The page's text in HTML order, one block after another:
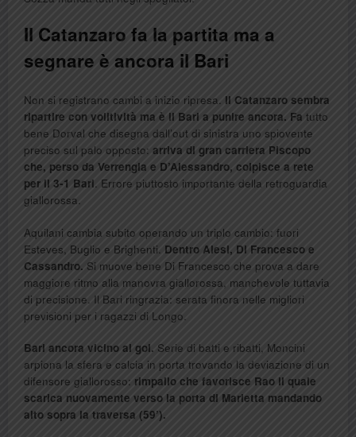
Il Catanzaro fa la partita ma a
segnare è ancora il Bari
Non si registrano cambi a inizio ripresa. Il Catanzaro sembra
ripartire con volitività ma è il Bari a punire ancora. Fa tutto
bene Dorval che disegna dall’out di sinistra uno spiovente
preciso sul palo opposto: arriva di gran carriera Piscopo
che, perso da Verrengia e D’Alessandro, colpisce a rete
per il 3-1 Bari. Errore piuttosto importante della retroguardia
giallorossa.
Aquilani cambia subito operando un triplo cambio: fuori
Esteves, Buglio e Brighenti. Dentro Alesi, Di Francesco e
Cassandro. Si muove bene Di Francesco che prova a dare
maggiore ritmo alla manovra giallorossa, manchevole tuttavia
di precisione. Il Bari ringrazia: serata finora nelle migliori
previsioni per i ragazzi di Longo.
Bari ancora vicino al gol. Serie di batti e ribatti, Moncini
arpiona la sfera e calcia in porta trovando la deviazione di un
difensore giallorosso: rimpallo che favorisce Rao il quale
scarica nuovamente verso la porta di Marietta mandando
alto sopra la traversa (59’).